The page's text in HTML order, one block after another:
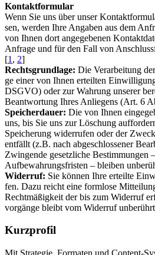
Kon­takt­for­mu­lar
Wenn Sie uns über unser
sen, wer­den Ihre Anga­ben aus dem
von Ihnen dort ange­ge­be­nen
Anfra­ge und für den Fall von
[1 , 2]
Rechts­grund­la­ge: Die Ver­ar­bei­tung
ge einer von Ihnen erteil­ten
DSGVO) oder zur Wah­rung unse­rer
Beant­wor­tung Ihres Anlie­gens (Art. 6
Spei­cher­dau­er: Die von Ihnen
uns, bis Sie uns zur Löschung
Spei­che­rung wider­ru­fen oder der
ent­fällt (z.B. nach abge­schlos­se­ner
Zwin­gen­de gesetz­li­che Bestim­mun­gen
Auf­be­wah­rungs­fris­ten – blei­ben
Wider­ruf: Sie kön­nen Ihre erteil­te
fen. Dazu reicht eine form­lo­se
Recht­mä­ßig­keit der bis zum Wider­ruf
vor­gän­ge bleibt vom Wider­ruf
Kurz­pro­fil
Mit Stra­te­gie, For­ma­ten und Con­tent-